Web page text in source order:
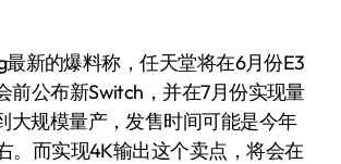
新的爆料称，任天堂将在6月份E3
前公布新Switch，并在7月份实现量
大规模量产，发售时间可能是今年
。而实现4K输出这个卖点，将会在